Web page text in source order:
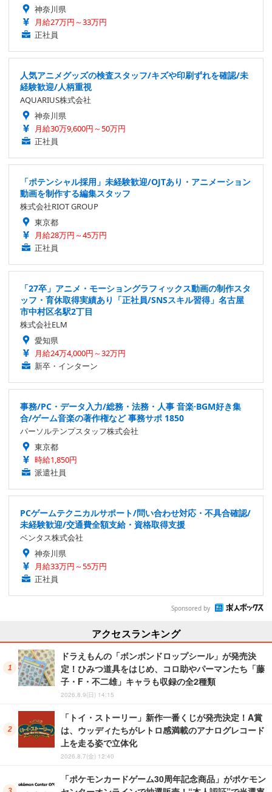
神奈川県
月給27万円～33万円
正社員
人気アニメグッズの検査スタッフ/キズや印刷ずれを確認/未
経験歓迎/人柄重視
AQUARIUS株式会社
神奈川県
月給30万9,600円～50万円
正社員
「ポテンシャル採用」未経験歓迎/OJTあり・アニメーション
動画を制作する編集スタッフ
株式会社RIOT GROUP
東京都
月給28万円～45万円
正社員
「27卒」アニメ・モーショングラフィックス動画の制作スタ
ッフ・育休取得実績あり「正社員/SNSスキル習得」名古屋
市中村区名駅2丁目
株式会社ELM
愛知県
月給24万4,000円～32万円
新卒・インターン
事務/PC・データ入力/総務・法務・人事 音楽·BGM好き集
合/ゲーム音楽の著作権など 事務サポ 1850
パーソルテンプスタッフ株式会社
東京都
時給1,850円
派遣社員
PCゲームテクニカルサポート/問い合わせ対応・不具合確認/
未経験歓迎/交通費全額支給・資格取得支援
ベンタス株式会社
神奈川県
月給33万円～55万円
正社員
Sponsored by
アクセスランキング
ドラえもんの「ボンボンドロップシール」が発売決
定！ひみつ道具をはじめ、コロ助やパーマンたち「藤
子・F・不二雄」キャラも収録の全2種類
2026.8.9(日) 14:15
「トイ・ストーリー」新作一番くじが発売決定！A賞
は、ウッディたちがレトロ感満載のアナログレコード
上を走る姿で立体化
2026.8.7(金) 12:40
「ポケモンカードゲーム30周年記念商品」がポケモン